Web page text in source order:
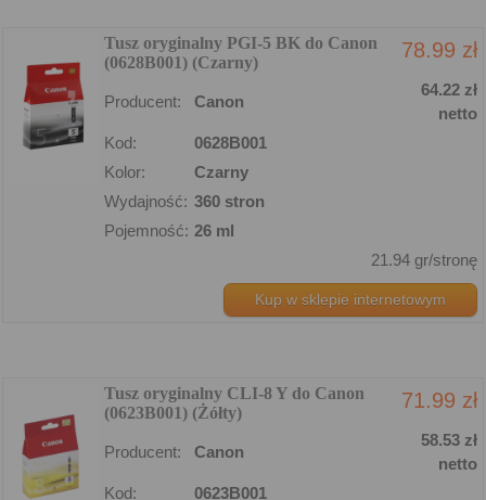
Tusz oryginalny PGI-5 BK do Canon
(0628B001) (Czarny)
78.99 zł
Producent: Canon
64.22 zł
netto
Kod:
0628B001
Kolor:
Czarny
Wydajność: 360 stron
Pojemność: 26 ml
21.94 gr/stronę
Kup w sklepie internetowym
Tusz oryginalny CLI-8 Y do Canon
(0623B001) (Żółty)
71.99 zł
Producent: Canon
58.53 zł
netto
Kod:
0623B001